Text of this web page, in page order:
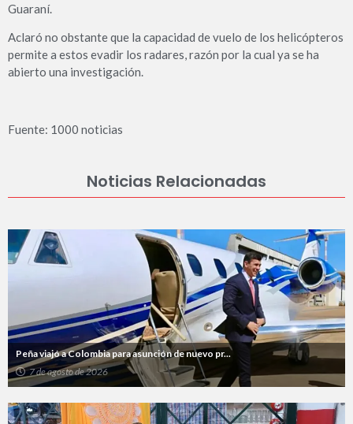
Guaraní.
Aclaró no obstante que la capacidad de vuelo de los helicópteros
permite a estos evadir los radares, razón por la cual ya se ha
abierto una investigación.
Fuente: 1000 noticias
Noticias Relacionadas
Peña viajó a Colombia para asunción de nuevo pr...
7 de agosto de 2026